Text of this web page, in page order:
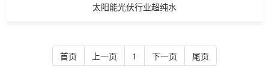
太阳能光伏行业超纯水
首页 上一页 1 下一页 尾页